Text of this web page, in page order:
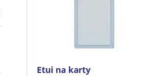
Etui na karty